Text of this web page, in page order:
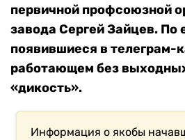
первичной профсоюзной
завода Сергей Зайцев. По
появившиеся в телеграм-
работающем без
«дикость».
Информация о якобы